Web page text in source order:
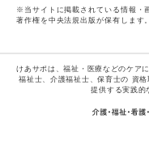
※当サイトに掲載されている情報・
著作権を中央法規出版が保有します
けあサポは、福祉・医療などのケア
福祉士、介護福祉士、保育士の 資
提供する実践的